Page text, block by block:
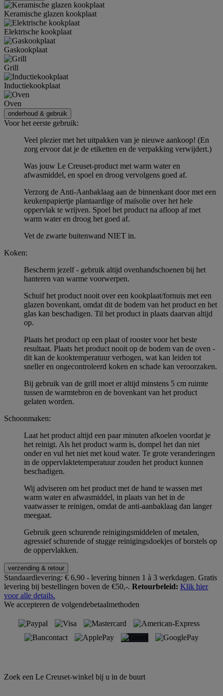
Keramische glazen kookplaat
Elektrische kookplaat
Gaskookplaat
Grill
Inductiekookplaat
Oven
onderhoud & gebruik
Voor het eerste gebruik:
Veel plezier met het uitpakken van je nieuwe aankoop! (En
zorg ervoor dat je de etiketten en de verpakking verwijdert.)
Was jouw Le Creuset-product met warm water en
afwasmiddel, en spoel en droog vervolgens goed af.
Verzorg de Anti-Aanbaklaag aan de binnenkant door met een
keukenpapiertje plantaardige of maïsolie over het hele
oppervlak te wrijven. Spoel het product na afloop af met
warm water en droog het goed af.
Vet de zwarte buitenwand NIET in.
Koken:
Bescherm jezelf - gebruik altijd ovenhandschoenen bij het
hanteren van warme voorwerpen.
Schuif het product nooit over een kookplaat/fornuis met een
glazen bovenkant, omdat dit de bodem van het product en het
glas kan beschadigen. Til het product in plaats daarvan altijd
op.
Plaats het product op een plaat of rooster voor het beste
resultaat. Plaats het product nooit op de bodem van de oven -
dit kan de kooktemperatuur verhogen, wat kan leiden tot
sneller en ongecontroleerd koken en schade kan veroorzaken.
Bij gebruik van de grill moet er altijd minstens 5 cm ruimte
tussen de warmtebron en de bovenkant van het product
gelaten worden.
Schoonmaken:
Laat het product altijd een paar minuten afkoelen voordat je
het reinigt. Als het product warm is, dompel het dan niet
onder en vul het niet met koud water. Te grote veranderingen
in de oppervlaktetemperatuur zouden het product kunnen
beschadigen.
Wij adviseren om het product met de hand te wassen met
warm water en afwasmiddel, in plaats van het in de
vaatwasser te reinigen, omdat de anti-aanbaklaag dan langer
meegaat.
Gebruik geen schurende reinigingsmiddelen of metalen,
agressief schurende of stugge reinigingsdoekjes of borstels op
de oppervlakken.
verzending & retour
Standaardlevering: € 6,90 - levering binnen 1 à 3 werkdagen. Gratis
levering bij bestellingen boven de €50,-. Retourbeleid: Klik hier
voor alle details.
We accepteren de volgendebetaalmethoden
Zoek een Le Creuset-winkel bij u in de buurt